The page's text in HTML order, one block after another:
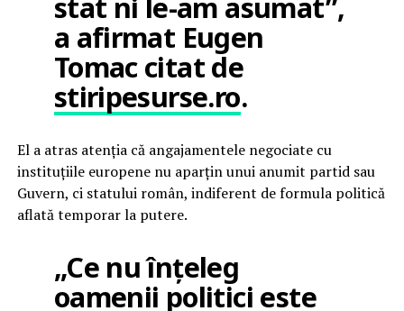
stat ni le-am asumat”,
a afirmat Eugen
Tomac citat de
stiripesurse.ro.
El a atras atenția că angajamentele negociate cu
instituțiile europene nu aparțin unui anumit partid sau
Guvern, ci statului român, indiferent de formula politică
aflată temporar la putere.
„Ce nu înțeleg
oamenii politici este